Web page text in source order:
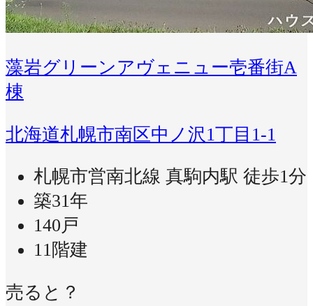
藻岩グリーンアヴェニュー壱番街A
棟
北海道札幌市南区中ノ沢1丁目1-1
札幌市営南北線 真駒内駅 徒歩1分
築31年
140戸
11階建
売ると？